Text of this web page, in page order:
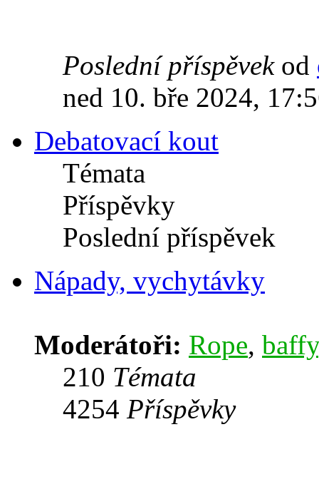
Poslední příspěvekod
ned 10. bře 2024,
Debatovací kout
Témata
Příspěvky
Poslední příspěvek
Nápady, vychytávky
Moderátoři: Rope, baffy
210 Témata
4254 Příspěvky